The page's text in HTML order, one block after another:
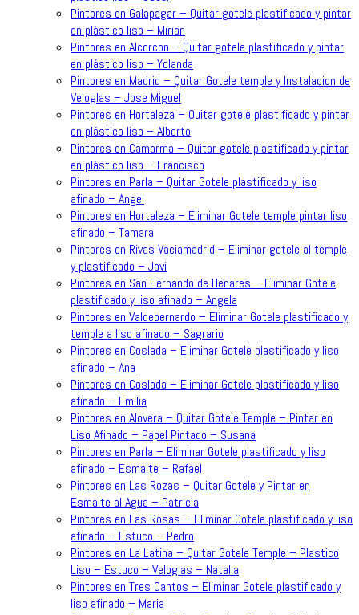
Pintores en Galapagar – Quitar gotele plastificado y pintar
en plástico liso – Mirian
Pintores en Alcorcon – Quitar gotele plastificado y pintar
en plástico liso – Yolanda
Pintores en Madrid – Quitar Gotele temple y Instalacion de
Veloglas – Jose Miguel
Pintores en Hortaleza – Quitar gotele plastificado y pintar
en plástico liso – Alberto
Pintores en Camarma – Quitar gotele plastificado y pintar
en plástico liso – Francisco
Pintores en Parla – Quitar Gotele plastificado y liso
afinado – Angel
Pintores en Hortaleza – Eliminar Gotele temple pintar liso
afinado – Tamara
Pintores en Rivas Vaciamadrid – Eliminar gotele al temple
y plastificado – Javi
Pintores en San Fernando de Henares – Eliminar Gotele
plastificado y liso afinado – Angela
Pintores en Valdebernardo – Eliminar Gotele plastificado y
temple a liso afinado – Sagrario
Pintores en Coslada – Eliminar Gotele plastificado y liso
afinado – Ana
Pintores en Coslada – Eliminar Gotele plastificado y liso
afinado – Emilia
Pintores en Alovera – Quitar Gotele Temple – Pintar en
Liso Afinado – Papel Pintado – Susana
Pintores en Parla – Eliminar Gotele plastificado y liso
afinado – Esmalte – Rafael
Pintores en Las Rozas – Quitar Gotele y Pintar en
Esmalte al Agua – Patricia
Pintores en Las Rosas – Eliminar Gotele plastificado y liso
afinado – Estuco – Pedro
Pintores en La Latina – Quitar Gotele Temple – Plastico
Liso – Estuco – Veloglas – Natalia
Pintores en Tres Cantos – Eliminar Gotele plastificado y
liso afinado – Maria